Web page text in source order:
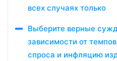
всех случаях только
Выберите верные
зависимости от
спроса и инфляцию